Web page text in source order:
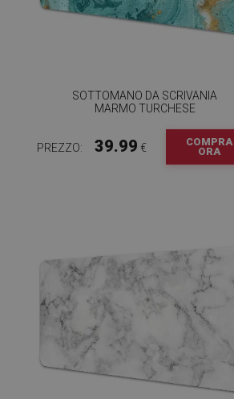
SOTTOMANO DA SCRIVANIA
MARMO TURCHESE
PREZZO: 39.99 €
COMPRA
ORA